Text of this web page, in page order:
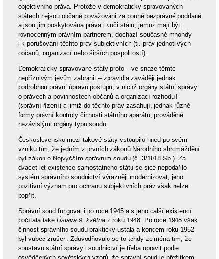
objektivního práva. Protože v demokraticky spravovaných
státech nejsou občané považováni za pouhé bezprávné poddané
a jsou jim poskytována práva i vůči státu, jemuž mají být
rovnocenným právním partnerem, dochází současně mnohdy
i k porušování těchto práv subjektivních (tj. práv jednotlivých
občanů, organizací nebo širších pospolitostí).
Demokraticky spravované státy proto – ve snaze těmto
nepříznivým jevům zabránit – zpravidla zavádějí jednak
podrobnou právní úpravu postupů, v nichž orgány státní správy
o právech a povinnostech občanů a organizací rozhodují
(správní řízení) a jimiž do těchto práv zasahují, jednak různé
formy právní kontroly činnosti státního aparátu, prováděné
nezávislými orgány typu soudu.
Československo mezi takové státy vstoupilo hned po svém
vzniku tím, že jedním z prvních zákonů Národního shromáždění
byl zákon o Nejvyšším správním soudu (č. 3/1918 Sb.). Za
dvacet let existence samostatného státu se sice nepodařilo
systém správního soudnictví výrazněji modernizovat, jeho
pozitivní význam pro ochranu subjektivních práv však nelze
popřít.
Správní soud fungoval i po roce 1945 a s jeho další existencí
počítala také Ústava 9. květnaz roku 1948. Po roce 1948 však
činnost správního soudu prakticky ustala a koncem roku 1952
byl vůbec zrušen. Zdůvodňovalo se to tehdy zejména tím, že
soustavu státní správy i soudnictví je třeba upravit podle
osvědčených sovětských vzorů, že správní soud je přežitkem